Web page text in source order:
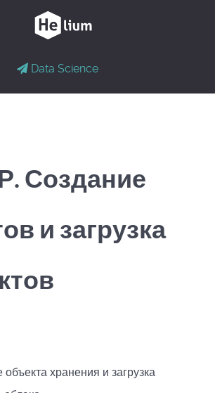
Data Science
Создание
и загрузка
хранения и загрузка